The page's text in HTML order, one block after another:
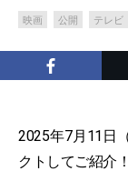
映画 公開 テレビ
2025年7月11日
クトしてご紹介